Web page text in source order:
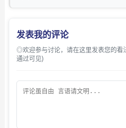
发表我的评论
◎欢迎参与讨论，请在这里发表您的看
通过可见)